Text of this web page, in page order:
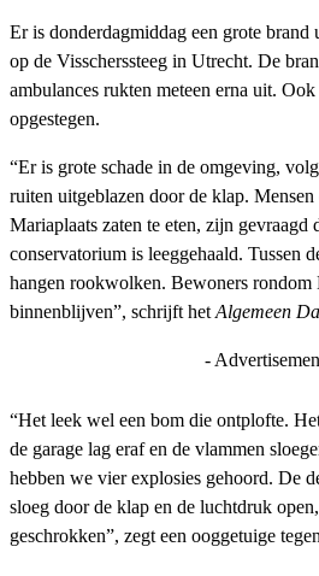
Er is donderdagmiddag een grote
op de Visscherssteeg in Utrecht. De
ambulances rukten meteen erna uit.
opgestegen.
“Er is grote schade in de omgeving,
ruiten uitgeblazen door de klap.
Mariaplaats zaten te eten, zijn gevraagd
conservatorium is leeggehaald. Tussen
hangen rookwolken. Bewoners rondom
binnenblijven”, schrijft het Algemeen
-
“Het leek wel een bom die ontplofte.
de garage lag eraf en de vlammen
hebben we vier explosies gehoord. De
sloeg door de klap en de luchtdruk
geschrokken”, zegt een ooggetuige